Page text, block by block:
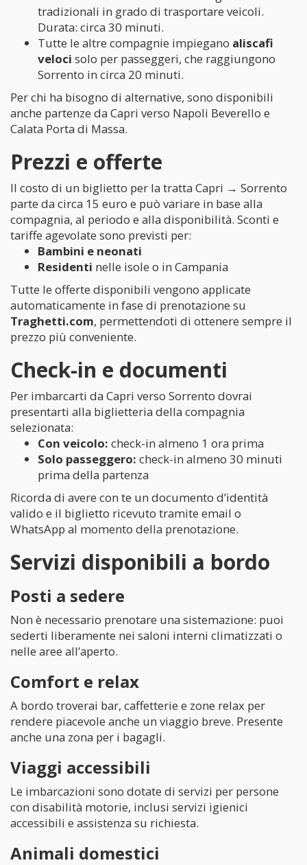
tradizionali in grado di trasportare veicoli.
Durata: circa 30 minuti.
Tutte le altre compagnie impiegano aliscafi
veloci solo per passeggeri, che raggiungono
Sorrento in circa 20 minuti.
Per chi ha bisogno di alternative, sono disponibili
anche partenze da Capri verso Napoli Beverello e
Calata Porta di Massa.
Prezzi e offerte
Il costo di un biglietto per la tratta Capri → Sorrento
parte da circa 15 euro e può variare in base alla
compagnia, al periodo e alla disponibilità. Sconti e
tariffe agevolate sono previsti per:
Bambini e neonati
Residenti nelle isole o in Campania
Tutte le offerte disponibili vengono applicate
automaticamente in fase di prenotazione su
Traghetti.com, permettendoti di ottenere sempre il
prezzo più conveniente.
Check-in e documenti
Per imbarcarti da Capri verso Sorrento dovrai
presentarti alla biglietteria della compagnia
selezionata:
Con veicolo: check-in almeno 1 ora prima
Solo passeggero: check-in almeno 30 minuti
prima della partenza
Ricorda di avere con te un documento d’identità
valido e il biglietto ricevuto tramite email o
WhatsApp al momento della prenotazione.
Servizi disponibili a bordo
Posti a sedere
Non è necessario prenotare una sistemazione: puoi
sederti liberamente nei saloni interni climatizzati o
nelle aree all’aperto.
Comfort e relax
A bordo troverai bar, caffetterie e zone relax per
rendere piacevole anche un viaggio breve. Presente
anche una zona per i bagagli.
Viaggi accessibili
Le imbarcazioni sono dotate di servizi per persone
con disabilità motorie, inclusi servizi igienici
accessibili e assistenza su richiesta.
Animali domestici